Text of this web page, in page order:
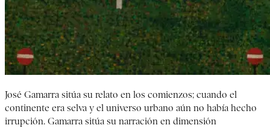
José Gamarra sitúa su relato en los comienzos; cuando el
continente era selva y el universo urbano aún no había hecho
irrupción. Gamarra sitúa su narración en dimensión